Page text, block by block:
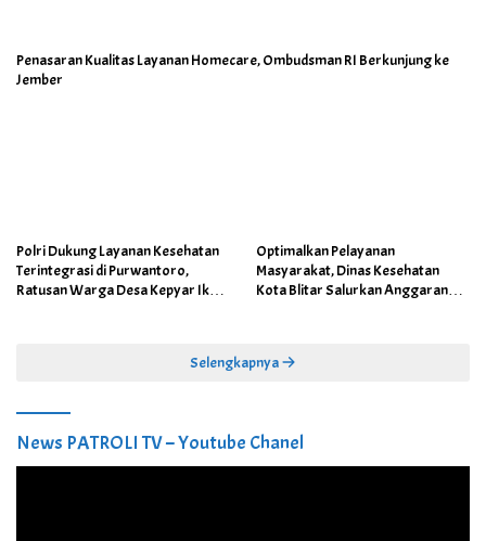
Penasaran Kualitas Layanan Homecare, Ombudsman RI Berkunjung ke
Jember
Polri Dukung Layanan Kesehatan
Terintegrasi di Purwantoro,
Ratusan Warga Desa Kepyar Ikuti
Optimalkan Pelayanan
Masyarakat, Dinas Kesehatan
Kota Blitar Salurkan Anggaran
Selengkapnya
News PATROLI TV – Youtube Chanel